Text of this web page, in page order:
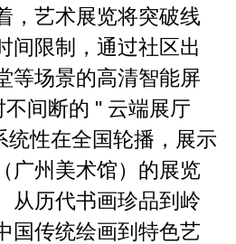
，艺术展览将突破线
间限制，通过社区出
等场景的高清智能屏
间断的 " 云端展厅
统性在全国轮播，展示
广州美术馆）的展览
从历代书画珍品到岭
国传统绘画到特色艺